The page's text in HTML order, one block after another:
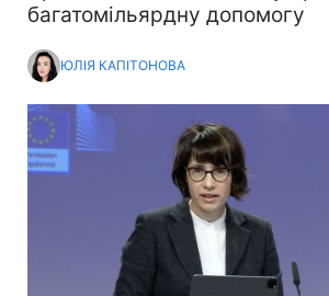
багатомільярдну допомогу
ЮЛІЯ КАПІТОНОВА